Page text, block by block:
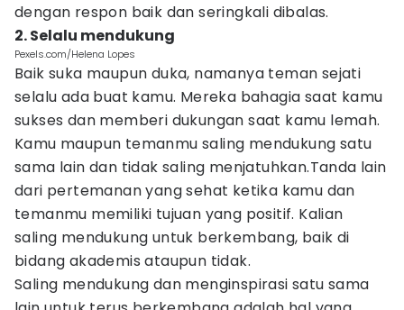
dengan respon baik dan seringkali dibalas.
2. Selalu mendukung
Pexels.com/Helena Lopes
Baik suka maupun duka, namanya teman sejati
selalu ada buat kamu. Mereka bahagia saat kamu
sukses dan memberi dukungan saat kamu lemah.
Kamu maupun temanmu saling mendukung satu
sama lain dan tidak saling menjatuhkan.Tanda lain
dari pertemanan yang sehat ketika kamu dan
temanmu memiliki tujuan yang positif. Kalian
saling mendukung untuk berkembang, baik di
bidang akademis ataupun tidak.
Saling mendukung dan menginspirasi satu sama